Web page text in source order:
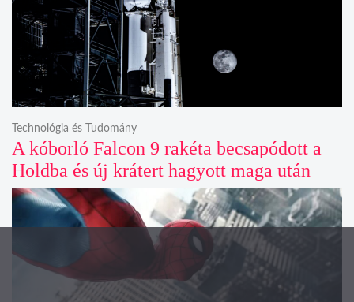
A kóborló Falcon 9 rakéta becsapódott a
Holdba és új krátert hagyott maga után
Technológia és Tudomány